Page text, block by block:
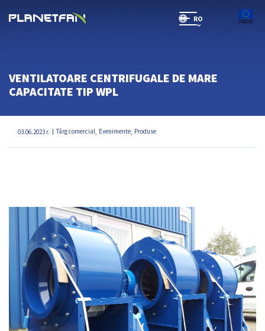
RO
VENTILATOARE CENTRIFUGALE DE MARE
CAPACITATE TIP WPL
03.06.2023 r. Târg comercial Evenimente Produse